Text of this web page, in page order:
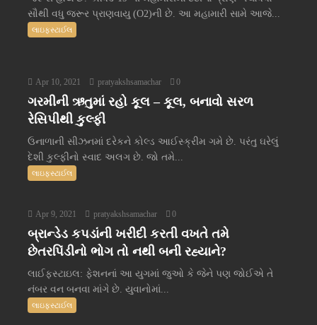
સૌથી વધુ જરૂર પ્રાણવાયુ (O2)ની છે. આ મહામારી સામે આજે...
લાઇફસ્ટાઈલ
Apr 10, 2021 pratyakshsamachar 0
ગરમીની ઋતુમાં રહો કૂલ – કૂલ, બનાવો સરળ
રેસિપીથી કુલ્ફી
ઉનાળાની સીઝનમાં દરેકને કોલ્ડ આઈસ્ક્રીમ ગમે છે. પરંતુ ઘરેલું
દેશી કુલ્ફીનો સ્વાદ અલગ છે. જો તમે...
લાઇફસ્ટાઈલ
Apr 9, 2021 pratyakshsamachar 0
બ્રાન્ડેડ કપડાંની ખરીદી કરતી વખતે તમે
છેતરપિંડીનો ભોગ તો નથી બની રહ્યાને?
લાઈફસ્ટાઇલ: ફેશનનાં આ યુગમાં જુઓ કે જેને પણ જોઈએ તે
નંબર વન બનવા માંગે છે. યુવાનોમાં...
લાઇફસ્ટાઈલ